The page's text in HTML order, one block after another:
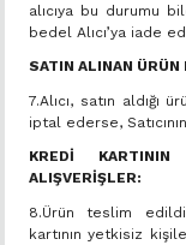
alıcıya bu durumu
bedel Alıcı’ya iade
SATIN ALINAN
7.Alıcı, satın aldığı
iptal ederse,
KREDİ
ALIŞVERİŞLER:
8.Ürün teslim
kartının yetkisiz